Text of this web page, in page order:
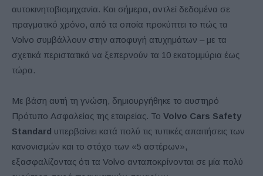
αυτοκινητοβιομηχανία. Και σήμερα, αντλεί δεδομένα σε
πραγματικό χρόνο, από τα οποία προκύπτει το πώς τα
Volvo συμβάλλουν στην αποφυγή ατυχημάτων – με τα
σχετικά περιστατικά να ξεπερνούν τα 10 εκατομμύρια έως
τώρα.
Με βάση αυτή τη γνώση, δημιουργήθηκε το αυστηρό
Πρότυπο Ασφαλείας της εταιρείας. Το Volvo Cars Safety
Standard υπερβαίνει κατά πολύ τις τυπικές απαιτήσεις των
κανονισμών και το στόχο των «5 αστέρων»,
εξασφαλίζοντας ότι τα Volvo ανταποκρίνονται σε μία πολύ